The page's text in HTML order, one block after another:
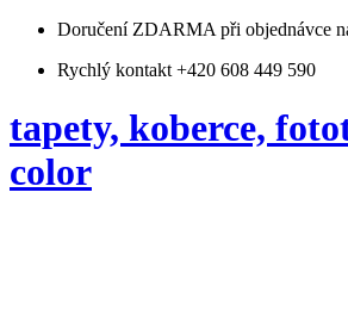
Doručení ZDARMA při objednávce
Rychlý kontakt +420 608 449 590
tapety, koberce,
color